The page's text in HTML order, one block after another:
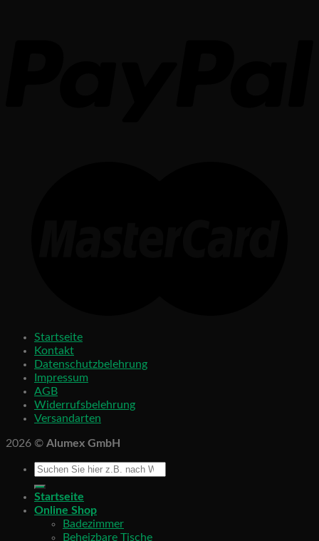
Startseite
Kontakt
Datenschutzbelehrung
Impressum
AGB
Widerrufsbelehrung
Versandarten
2026 © Alumex GmbH
Startseite
Online Shop
Badezimmer
Beheizbare Tische